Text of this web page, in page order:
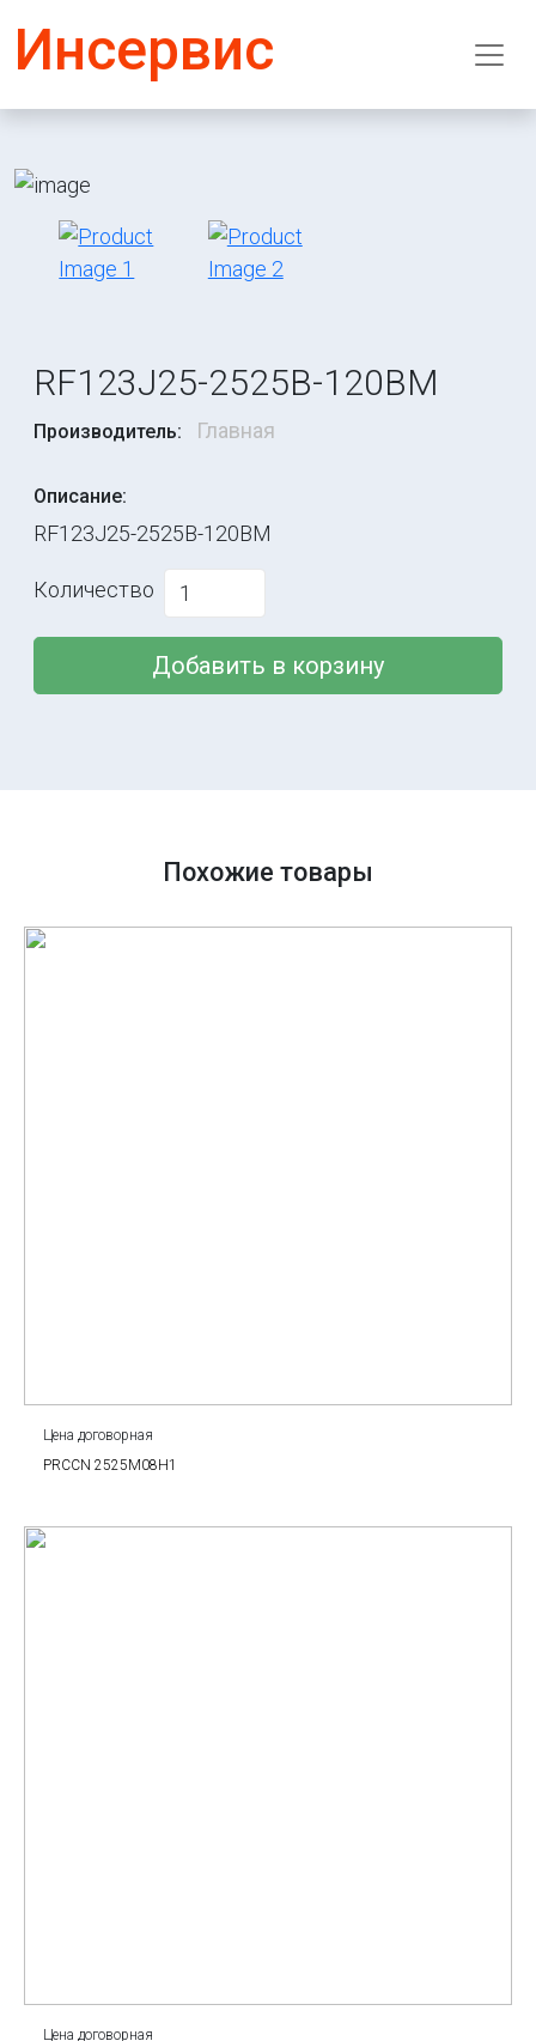
Инсервис
RF123J25-2525B-120BM
Производитель: Главная
Описание:
RF123J25-2525B-120BM
Количество
Добавить в корзину
Похожие товары
Цена договорная
PRCCN 2525M08H1
Цена договорная